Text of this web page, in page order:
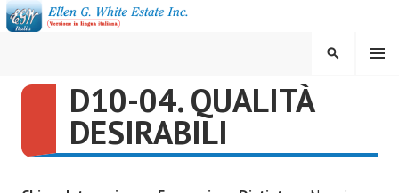
Vai
al
ELLEN G. WHITE ESTATE
INC.
MENU
CERCA
D10-04. QUALITÀ
DESIRABILI